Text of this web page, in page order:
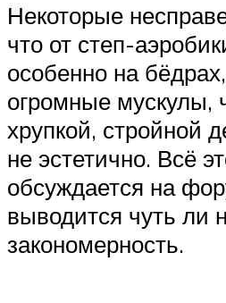
Некоторые
что от степ-
особенно на
огромные мускулы,
хрупкой, стройной
не эстетично. Всё
обсуждается на
выводится чуть ли
закономерность.